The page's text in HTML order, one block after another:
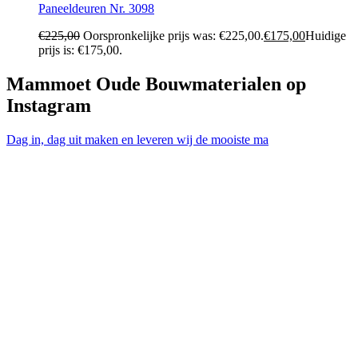
Paneeldeuren Nr. 3098
€225,00 Oorspronkelijke prijs was: €225,00.€175,00Huidige
prijs is: €175,00.
Mammoet Oude Bouwmaterialen op
Instagram
Dag in, dag uit maken en leveren wij de mooiste ma